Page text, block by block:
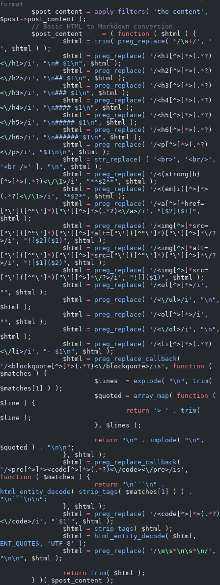
format
	$post_content
= apply_filters ( 'the_content' ,
$post ->post_content );
	// Basic HTML to Markdown conversion
	$post_content
= ( function ( $html ) {
		$html
= trim( preg_replace ( '/\s+/' ,
'
' , $html ) );
		$html
= preg_replace ( '/<h1[^>] *>(. *?)
<\/ h1>/i' , "\n# $1\n " , $html );
		$html
= preg_replace ( '/<h2[^>] *>(. *?)
<\/ h2>/i' , "\n## $1\n " , $html );
		$html
= preg_replace ( '/<h3[^>] *>(. *?)
<\/ h3>/i' , "\n### $1\n " , $html );
		$html
= preg_replace ( '/<h4[^>] *>(. *?)
<\/ h4>/i' , "\n#### $1\n " , $html );
		$html
= preg_replace ( '/<h5[^>] *>(. *?)
<\/ h5>/i' , "\n##### $1\n " , $html );
		$html
= preg_replace ( '/<h6[^>] *>(. *?)
<\/ h6>/i' , "\n###### $1\n " , $html );
		$html
= preg_replace ( '/<p[^>] *>(. *?)
<\/p>/i' , "$1\n\n " , $html );
		$html
= str_replace ( [ '<br>' , '<br/>'
'<br />'
], "\n " , $html );
		$html
= preg_replace ( '/<(strong|b)
[^>] *>(. *?)<\/\1>/i' , "**$2**" , $html );
		$html
= preg_replace ( '/<(em|i)[^>] *>
(. *?)<\/\1>/i' , "*$2*" , $html );
		$html
= preg_replace ( '/<a[^>] * href=
["\']([^"\'] * )["\'][^>] *>(. *?)<\/a>/i' , "[$2]($1)" ,
$html );
		$html
= preg_replace ( '/<img[^>] *src=
["\']([^"\'] * )["\'][^>] *alt=["\']([^"\'] * )["\'][^>] *\/?
>/i' , "![$2]($1)" , $html );
		$html
= preg_replace ( '/<img[^>] *alt=
["\']([^"\'] * )["\'][^>] *src=["\']([^"\'] * )["\'][^>] *\/?
>/i' , "![$1]($2)" , $html );
		$html
= preg_replace ( '/<img[^>] *src=
["\']([^"\'] * )["\'][^>] *\/?>/i' , "![]($1)" , $html );
		$html
= preg_replace ( '/<ul[^>] *>/i'
"" , $html );
		$html
= preg_replace ( '/<\/ul>/i' , "\n " ,
$html );
		$html
= preg_replace ( '/<ol[^>] *>/i'
"" , $html );
		$html
= preg_replace ( '/<\/ol>/i' , "\n " ,
$html );
		$html
= preg_replace ( '/<li[^>] *>(. *?)
<\/ li>/i' , "- $1\n " , $html );
		$html
= preg_replace_callback
'/<blockquote[^>] *>(. *?)<\/ blockquote>/is' , function (
$matches ) {
			$lines
= explode ( "\n " , trim(
$matches[ 1 ] ) );
			$quoted
= array_map ( function (
$line ) {
				return
'> ' . trim(
$line );
			}, $lines );
			return
"\n " . implode ( "\n " ,
$quoted )
. "\n\n " ;
		}, $html );
		$html
= preg_replace_callback
'/<pre[^>] *><code[^>] *>(. *?)<\/code><\/pre>/is'
function ( $matches ) {
			return
"\n ``` \n "
.
html_entity_decode ( strip_tags ( $matches[ 1 ] ) )
.
"\n ``` \n\n " ;
		}, $html );
		$html
= preg_replace ( '/<code[^>] *>(. *?)
<\/code>/i' , "`$1`" , $html );
		$html
= strip_tags ( $html );
		$html
= html_entity_decode
ENT_QUOTES , 'UTF-8'
);
		$html
= preg_replace ( '/\n\s*\n\s*\n/'
"\n\n " , $html );
		return
trim( $html );
	} )( $post_content );